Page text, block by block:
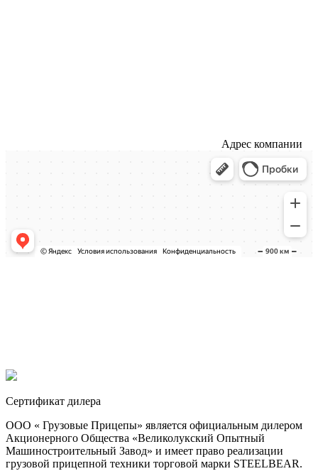
Адрес компании
Сертификат дилера
ООО « Грузовые Прицепы» является официальным дилером
Акционерного Общества «Великолукский Опытный
Машиностроительный Завод» и имеет право реализации
грузовой прицепной техники торговой марки STEELBEAR.